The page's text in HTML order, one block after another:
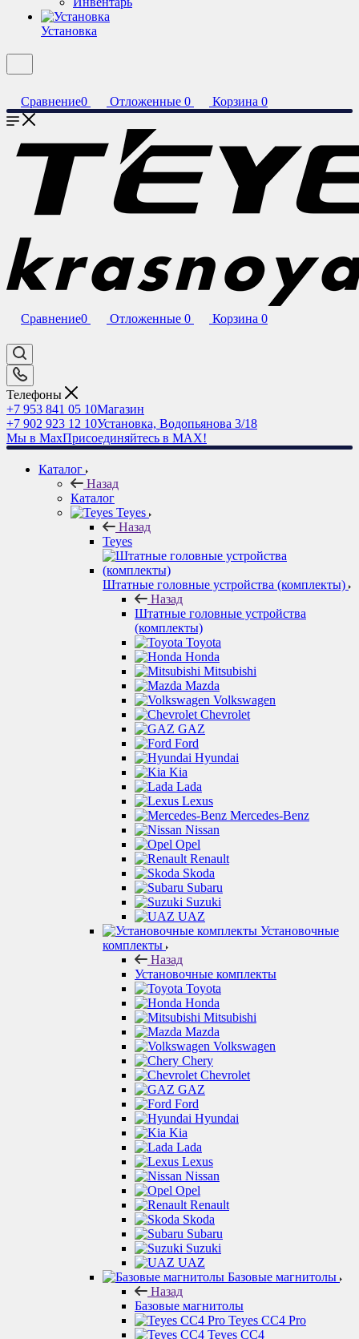
Установка
Сравнение0 Отложенные 0 Корзина 0
Сравнение0 Отложенные 0 Корзина 0
Телефоны
+7 953 841 05 10Магазин
+7 902 923 12 10Установка, Водопьянова 3/18
Мы в MaxПрисоединяйтесь в MAX!
Каталог
Назад
Каталог
Teyes
Назад
Teyes
Штатные головные устройства (комплекты)
Назад
Штатные головные устройства
(комплекты)
Toyota
Honda
Mitsubishi
Mazda
Volkswagen
Chevrolet
GAZ
Ford
Hyundai
Kia
Lada
Lexus
Mercedes-Benz
Nissan
Opel
Renault
Skoda
Subaru
Suzuki
UAZ
Установочные
комплекты
Назад
Установочные комплекты
Toyota
Honda
Mitsubishi
Mazda
Volkswagen
Chery
Chevrolet
GAZ
Ford
Hyundai
Kia
Lada
Lexus
Nissan
Opel
Renault
Skoda
Subaru
Suzuki
UAZ
Базовые магнитолы
Назад
Базовые магнитолы
Teyes CC4 Pro
Teyes CC4